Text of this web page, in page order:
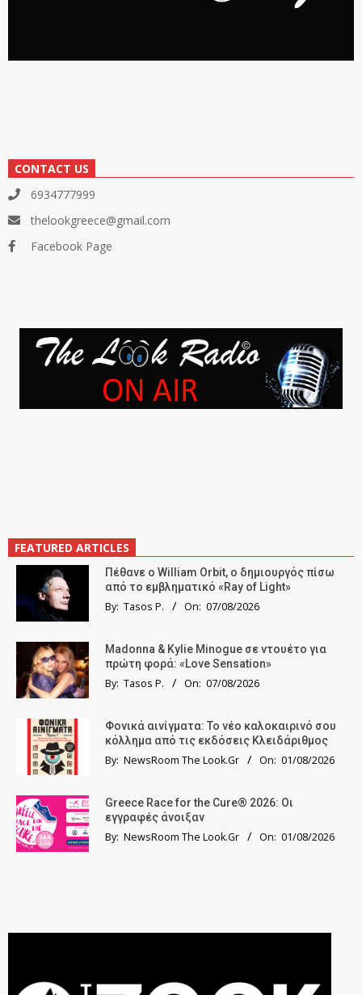
CONTACT US
6934777999
thelookgreece@gmail.com
Facebook Page
FEATURED ARTICLES
Πέθανε ο William Orbit, ο δημιουργός πίσω
από το εμβληματικό «Ray of Light»
By: Tasos P. On: 07/08/2026
Madonna & Kylie Minogue σε ντουέτο για
πρώτη φορά: «Love Sensation»
By: Tasos P. On: 07/08/2026
Φονικά αινίγματα: Το νέο καλοκαιρινό σου
κόλλημα από τις εκδόσεις Κλειδάριθμος
By: NewsRoom The Look.Gr On: 01/08/2026
Greece Race for the Cure® 2026: Οι
εγγραφές άνοιξαν
By: NewsRoom The Look.Gr On: 01/08/2026